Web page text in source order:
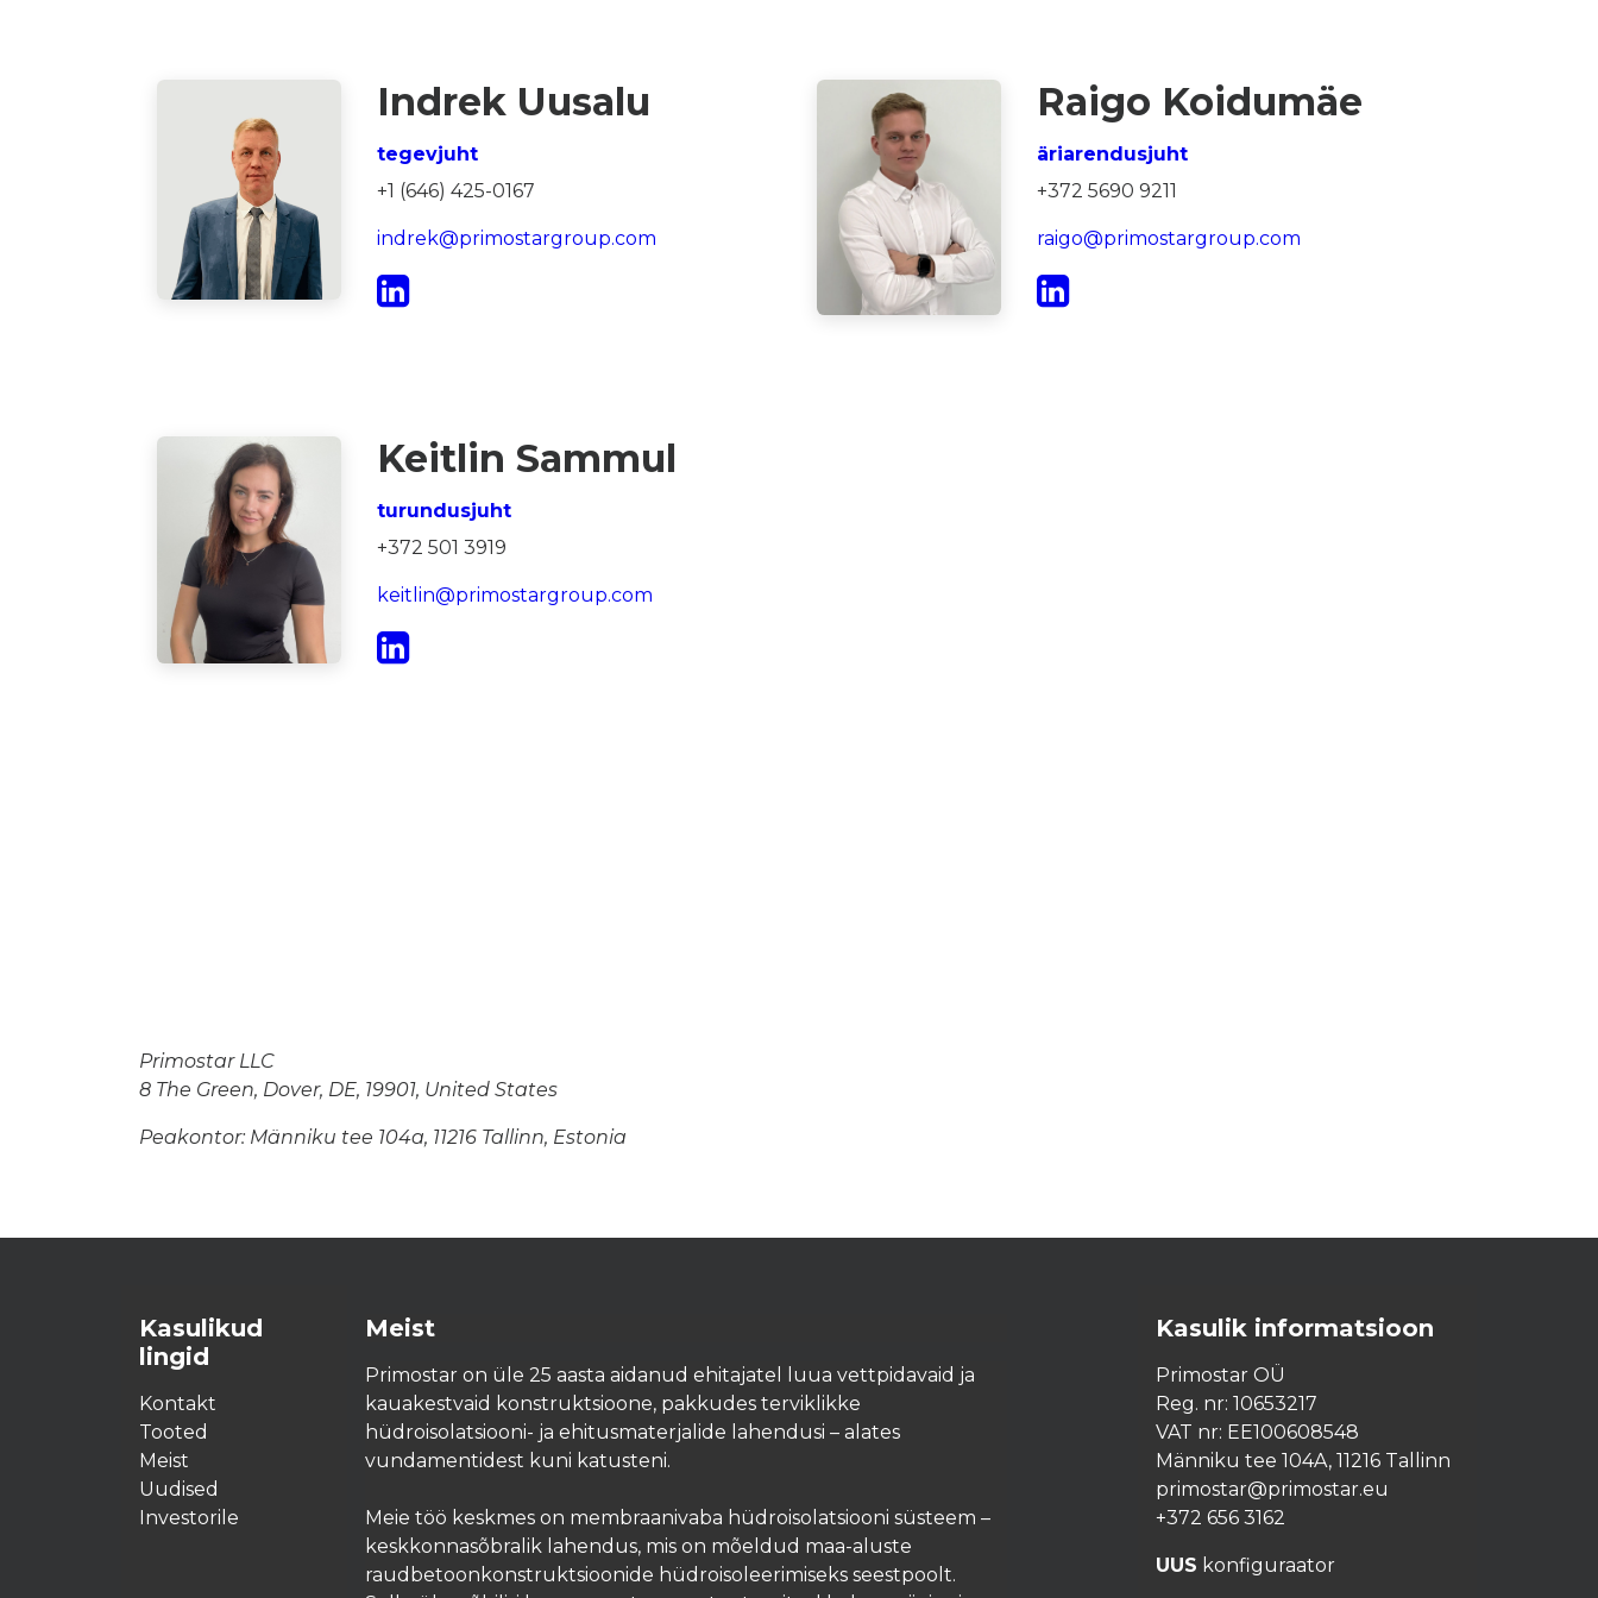
Indrek Uusalu
tegevjuht
+1 (646) 425-0167
indrek@primostargroup.com
Raigo Koidumäe
äriarendusjuht
+372 5690 9211
raigo@primostargroup.com
Keitlin Sammul
turundusjuht
+372 501 3919
keitlin@primostargroup.com
Primostar LLC
8 The Green, Dover, DE, 19901, United States
Peakontor: Männiku tee 104a, 11216 Tallinn, Estonia
Kasulikud
lingid
Kontakt
Tooted
Meist
Uudised
Investorile
Meist
Primostar on üle 25 aasta aidanud ehitajatel luua vettpidavaid ja
kauakestvaid konstruktsioone, pakkudes terviklikke
hüdroisolatsiooni- ja ehitusmaterjalide lahendusi – alates
vundamentidest kuni katusteni.
Meie töö keskmes on membraanivaba hüdroisolatsiooni süsteem –
keskkonnasõbralik lahendus, mis on mõeldud maa-aluste
raudbetoonkonstruktsioonide hüdroisoleerimiseks seestpoolt.
Kasulik informatsioon
Primostar OÜ
Reg. nr: 10653217
VAT nr: EE100608548
Männiku tee 104A, 11216 Tallinn
primostar@primostar.eu
+372 656 3162
UUS konfiguraator